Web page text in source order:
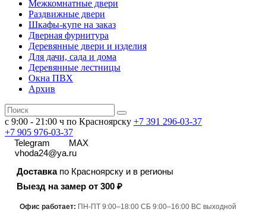
Межкомнатные двери
Раздвижные двери
Шкафы-купе на заказ
Дверная фурнитура
Деревянные двери и изделия
Для дачи, сада и дома
Деревянные лестницы
Окна ПВХ
Архив
с 9:00 - 21:00 ч по Красноярску +7 391 296-03-37
+7 905 976-03-37
Telegram
MAX
vhoda24@ya.ru
Доставкапо Красноярску и в регионы
Выезд на замер от 300 ₽
Офис работает: ПН-ПТ 9:00–18:00 СБ 9:00–16:00 ВС выходной